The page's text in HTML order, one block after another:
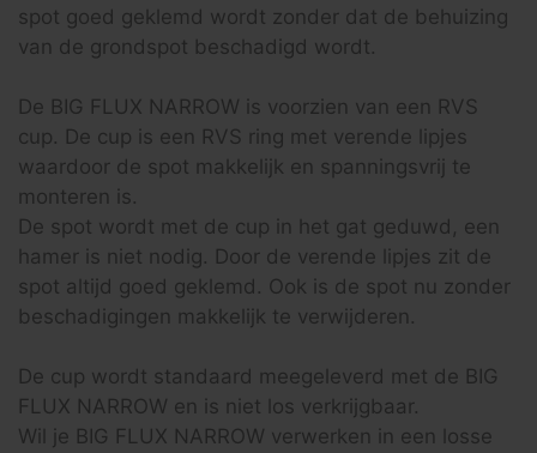
spot goed geklemd wordt zonder dat de behuizing
van de grondspot beschadigd wordt.
De BIG FLUX NARROW is voorzien van een RVS
cup. De cup is een RVS ring met verende lipjes
waardoor de spot makkelijk en spanningsvrij te
monteren is.
De spot wordt met de cup in het gat geduwd, een
hamer is niet nodig. Door de verende lipjes zit de
spot altijd goed geklemd. Ook is de spot nu zonder
beschadigingen makkelijk te verwijderen.
De cup wordt standaard meegeleverd met de BIG
FLUX NARROW en is niet los verkrijgbaar.
Wil je BIG FLUX NARROW verwerken in een losse